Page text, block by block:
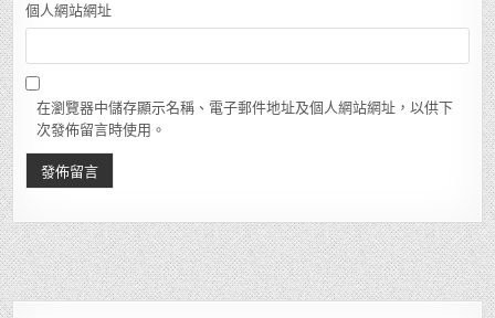
個人網站網址
在瀏覽器中儲存顯示名稱、電子郵件地址及個人網站網址，以供下
次發佈留言時使用。